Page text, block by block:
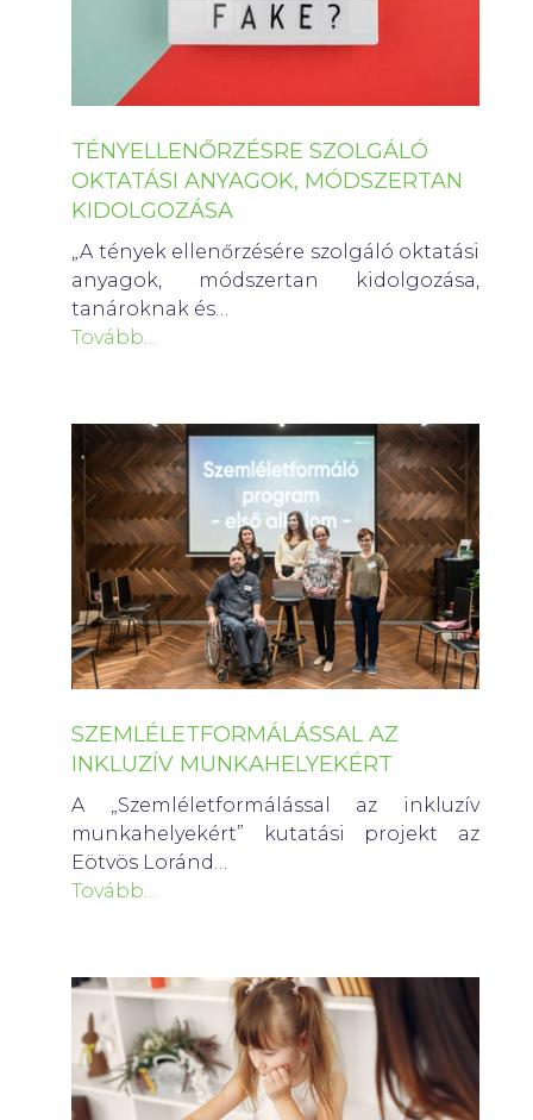
TÉNYELLENŐRZÉSRE SZOLGÁLÓ
OKTATÁSI ANYAGOK, MÓDSZERTAN
KIDOLGOZÁSA
„A tények ellenőrzésére szolgáló oktatási
anyagok, módszertan kidolgozása,
tanároknak és…
Tovább…
SZEMLÉLETFORMÁLÁSSAL AZ
INKLUZÍV MUNKAHELYEKÉRT
A „Szemléletformálással az inkluzív
munkahelyekért” kutatási projekt az
Eötvös Loránd…
Tovább…